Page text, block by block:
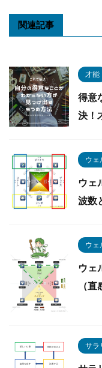
関連記事
才能
得意
決！
ウェ
ウェ
波数
ウェ
ウェ
（
サラ